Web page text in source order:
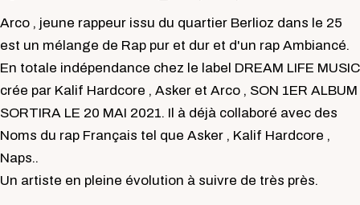
Arco , jeune rappeur issu du quartier Berlioz dans le 25
est un mélange de Rap pur et dur et d'un rap Ambiancé.
En totale indépendance chez le label DREAM LIFE MUSIC
crée par Kalif Hardcore , Asker et Arco , SON 1ER ALBUM
SORTIRA LE 20 MAI 2021. Il à déjà collaboré avec des
Noms du rap Français tel que Asker , Kalif Hardcore ,
Naps..
Un artiste en pleine évolution à suivre de très près.